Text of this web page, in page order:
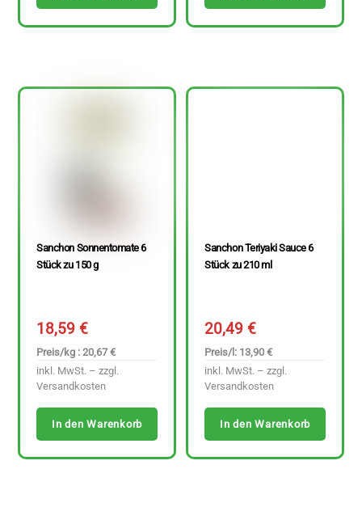
Sanchon Sonnentomate 6
Stück zu 150 g
18,59€
Preis/kg : 20,67 €
inkl. MwSt. – zzgl.
Versandkosten
In den Warenkorb
Sanchon Teriyaki Sauce 6
Stück zu 210 ml
20,49€
Preis/l: 13,90 €
inkl. MwSt. – zzgl.
Versandkosten
In den Warenkorb